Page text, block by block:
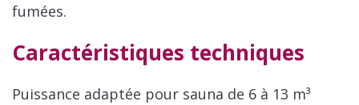
fumées.
Caractéristiques techniques
Puissance adaptée pour sauna de 6 à 13 m³